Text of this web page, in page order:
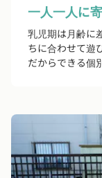
一人一人に
乳児期は月齢に
ちに合わせて遊
だからできる個